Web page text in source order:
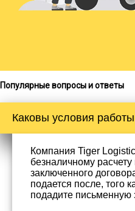
Популярные вопросы и ответы
Каковы условия
Компания Tiger
безналичному
заключенного
подается после, того
подадите письменную